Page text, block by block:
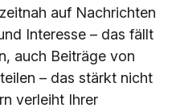
auf Nachrichten
Interesse – das fällt
auch Beiträge von
– das stärkt nicht
verleiht Ihrer